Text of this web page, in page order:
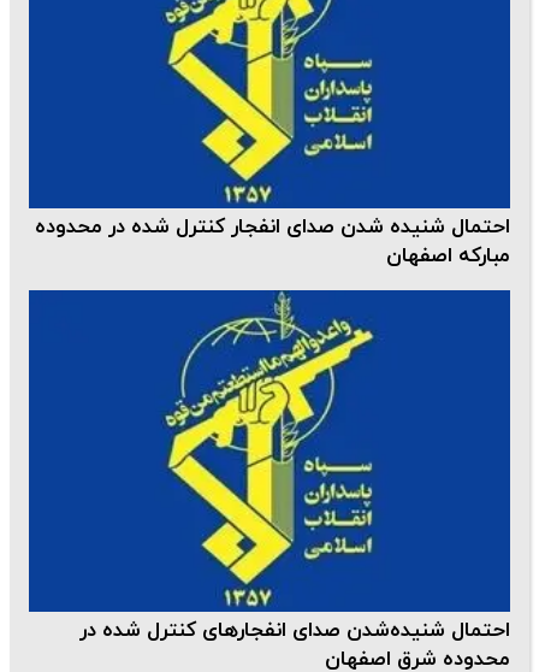
احتمال شنیده شدن صدای انفجار کنترل شده در محدوده
مبارکه اصفهان
احتمال شنیده‌شدن صدای انفجارهای کنترل شده در
محدوده شرق اصفهان